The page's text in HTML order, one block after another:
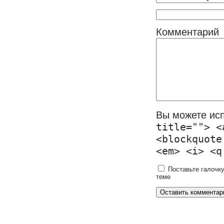
Комментарий
Вы можете
title="">
<em> <i>
Поставьте
теме